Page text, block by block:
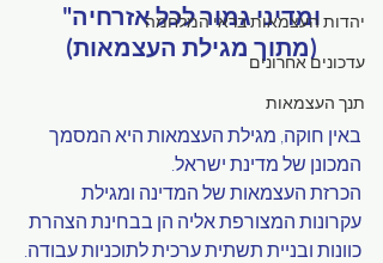
יהדות העצמאות בראי המלחמה
עדכונים אחרונים
תנך העצמאות
ומדיני גמור לכל אזרחיה"
(מתוך מגילת העצמאות)
באין חוקה, מגילת העצמאות היא המסמך
המכונן של מדינת ישראל.
הכרזת העצמאות של המדינה ומגילת
עקרונות המצורפת אליה הן בבחינת הצהרת
כוונות ובניית תשתית ערכית לתוכניות עבודה.